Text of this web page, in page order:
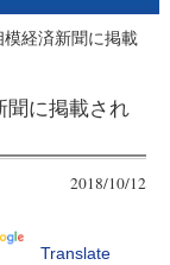
模経済新聞に掲載
聞に掲載され
2018/10/12
Translate